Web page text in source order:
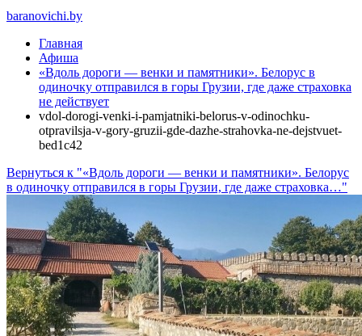
baranovichi.by
Главная
Афиша
«Вдоль дороги — венки и памятники». Белорус в
одиночку отправился в горы Грузии, где даже страховка
не действует
vdol-dorogi-venki-i-pamjatniki-belorus-v-odinochku-
otpravilsja-v-gory-gruzii-gde-dazhe-strahovka-ne-dejstvuet-
bed1c42
Вернуться к "«Вдоль дороги — венки и памятники». Белорус
в одиночку отправился в горы Грузии, где даже страховка…"